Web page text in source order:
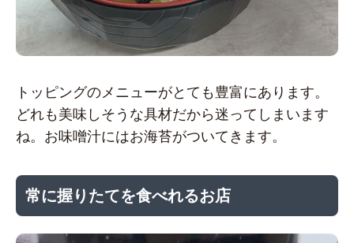
トッピングのメニューがとても豊富にあります。
どれも美味しそうな具材だから迷ってしまいます
ね。お味噌汁にはお海苔がついてきます。
常に握りたてを食べれるお店